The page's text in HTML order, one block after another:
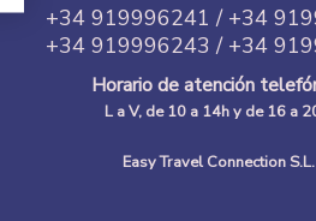
+34 919996241 / +34
+34 919996243 / +34
Horario de atención
L a V, de 10 a 14h y de 16 a
Easy Travel Connection S.L.